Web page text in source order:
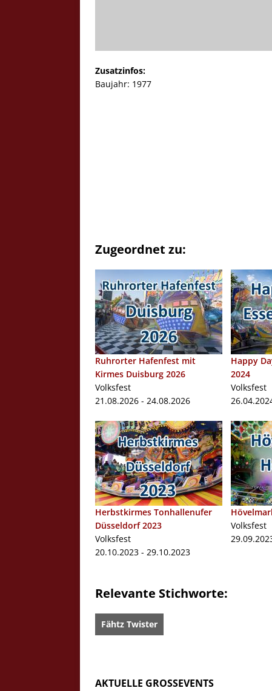
Zusatzinfos:
Baujahr: 1977
Zugeordnet zu:
Ruhrorter Hafenfest mit
Kirmes Duisburg 2026
Volksfest
21.08.2026 - 24.08.2026
Herbstkirmes Tonhallenufer
Düsseldorf 2023
Volksfest
20.10.2023 - 29.10.2023
Happy
2024
Volksfest
Volksfest
Relevante Stichworte:
Fähtz Twister
AKTUELLE GROSSEVENTS